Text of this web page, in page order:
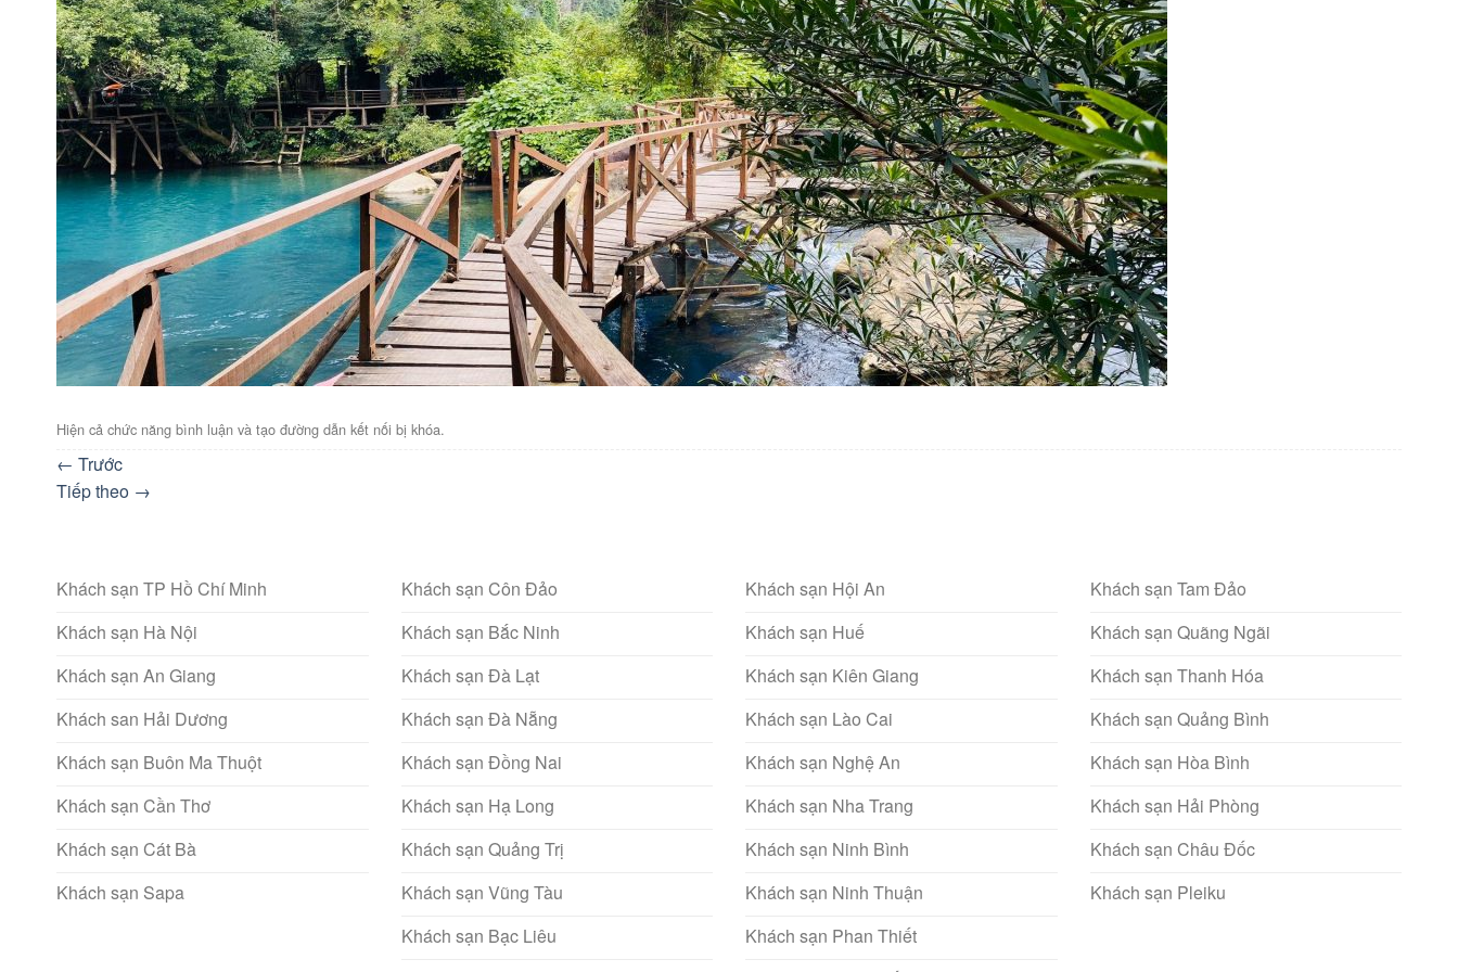
Hiện cả chức năng bình luận và tạo đường dẫn kết nối bị khóa.
← Trước
Tiếp theo →
Khách sạn TP Hồ Chí Minh
Khách sạn Hà Nội
Khách sạn An Giang
Khách san Hải Dương
Khách sạn Buôn Ma Thuột
Khách sạn Cần Thơ
Khách sạn Cát Bà
Khách sạn Sapa
Khách sạn Côn Đảo
Khách sạn Bắc Ninh
Khách sạn Đà Lạt
Khách sạn Đà Nẵng
Khách sạn Đồng Nai
Khách sạn Hạ Long
Khách sạn Quảng Trị
Khách sạn Vũng Tàu
Khách sạn Bạc Liêu
Khách sạn Hội An
Khách sạn Huế
Khách sạn Kiên Giang
Khách sạn Lào Cai
Khách sạn Nghệ An
Khách sạn Nha Trang
Khách sạn Ninh Bình
Khách sạn Ninh Thuận
Khách sạn Phan Thiết
Khách sạn Tam Đảo
Khách sạn Quãng Ngãi
Khách sạn Thanh Hóa
Khách sạn Quảng Bình
Khách sạn Hòa Bình
Khách sạn Hải Phòng
Khách sạn Châu Đốc
Khách sạn Pleiku